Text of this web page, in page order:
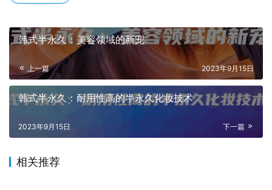
韩式半永久：美容领域的新宠
上一篇 2023年9月15日
韩式半永久：耐用性高的半永久化妆技术
下一篇
2023年9月15日
相关推荐